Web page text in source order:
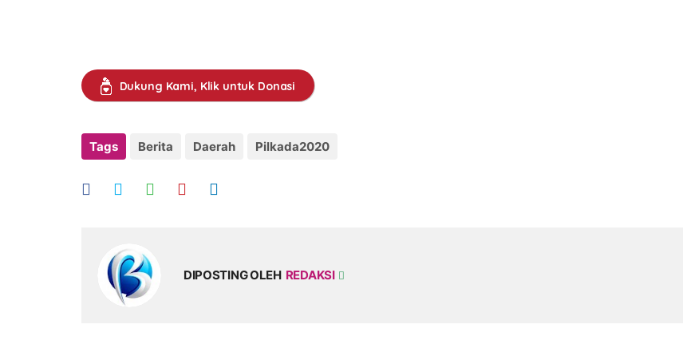
Dukung Kami, Klik untuk Donasi
Tags Berita Daerah Pilkada2020
DIPOSTING OLEH REDAKSI